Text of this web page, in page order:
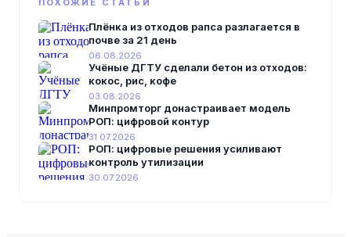
ПОХОЖИЕ СТАТЬИ
Плёнка из отходов рапса разлагается в
почве за 21 день
06.08.2026
Учёные ДГТУ сделали бетон из отходов:
кокос, рис, кофе
03.08.2026
Минпромторг донастраивает модель
РОП: цифровой контур
31.07.2026
РОП: цифровые решения усиливают
контроль утилизации
30.07.2026